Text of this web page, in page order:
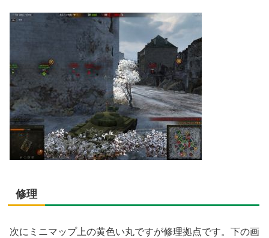
修理
次にミニマップ上の黄色い丸ですが修理拠点です。下の画